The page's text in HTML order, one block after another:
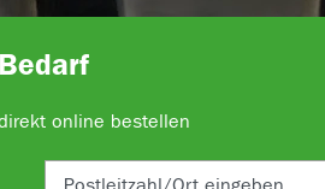
online bestellen